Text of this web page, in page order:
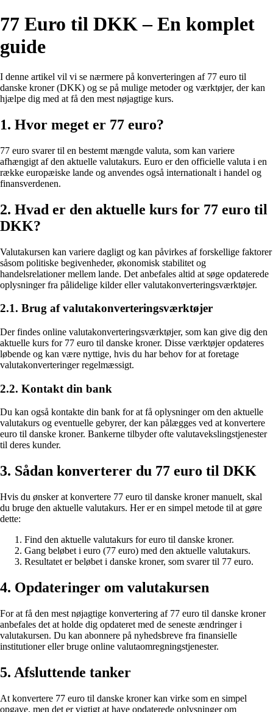
77 Euro til DKK – En komplet
guide
I denne artikel vil vi se nærmere på konverteringen af 77 euro til
danske kroner (DKK) og se på mulige metoder og værktøjer, der kan
hjælpe dig med at få den mest nøjagtige kurs.
1. Hvor meget er 77 euro?
77 euro svarer til en bestemt mængde valuta, som kan variere
afhængigt af den aktuelle valutakurs. Euro er den officielle valuta i en
række europæiske lande og anvendes også internationalt i handel og
finansverdenen.
2. Hvad er den aktuelle kurs for 77 euro til
DKK?
Valutakursen kan variere dagligt og kan påvirkes af forskellige faktorer
såsom politiske begivenheder, økonomisk stabilitet og
handelsrelationer mellem lande. Det anbefales altid at søge opdaterede
oplysninger fra pålidelige kilder eller valutakonverteringsværktøjer.
2.1. Brug af valutakonverteringsværktøjer
Der findes online valutakonverteringsværktøjer, som kan give dig den
aktuelle kurs for 77 euro til danske kroner. Disse værktøjer opdateres
løbende og kan være nyttige, hvis du har behov for at foretage
valutakonverteringer regelmæssigt.
2.2. Kontakt din bank
Du kan også kontakte din bank for at få oplysninger om den aktuelle
valutakurs og eventuelle gebyrer, der kan pålægges ved at konvertere
euro til danske kroner. Bankerne tilbyder ofte valutavekslingstjenester
til deres kunder.
3. Sådan konverterer du 77 euro til DKK
Hvis du ønsker at konvertere 77 euro til danske kroner manuelt, skal
du bruge den aktuelle valutakurs. Her er en simpel metode til at gøre
dette:
Find den aktuelle valutakurs for euro til danske kroner.
Gang beløbet i euro (77 euro) med den aktuelle valutakurs.
Resultatet er beløbet i danske kroner, som svarer til 77 euro.
4. Opdateringer om valutakursen
For at få den mest nøjagtige konvertering af 77 euro til danske kroner
anbefales det at holde dig opdateret med de seneste ændringer i
valutakursen. Du kan abonnere på nyhedsbreve fra finansielle
institutioner eller bruge online valutaomregningstjenester.
5. Afsluttende tanker
At konvertere 77 euro til danske kroner kan virke som en simpel
opgave, men det er vigtigt at have opdaterede oplysninger om